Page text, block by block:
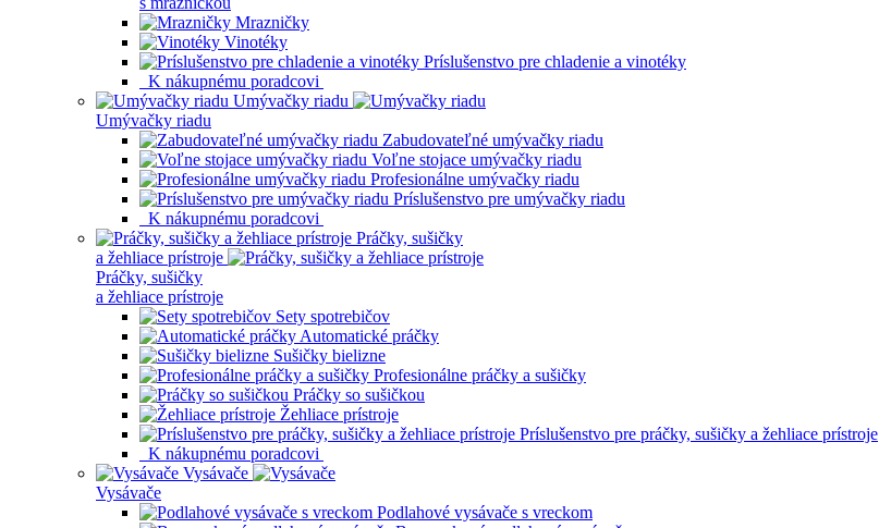
Mrazničky
Vinotéky
Príslušenstvo pre chladenie a vinotéky
K nákupnému poradcovi
Umývačky riadu
Umývačky riadu
Zabudovateľné umývačky riadu
Voľne stojace umývačky riadu
Profesionálne umývačky riadu
Príslušenstvo pre umývačky riadu
K nákupnému poradcovi
Práčky, sušičky
a žehliace prístroje
Práčky, sušičky
a žehliace prístroje
Sety spotrebičov
Automatické práčky
Sušičky bielizne
Profesionálne práčky a sušičky
Práčky so sušičkou
Žehliace prístroje
Príslušenstvo pre práčky, sušičky a žehliace prístroje
K nákupnému poradcovi
Vysávače
Vysávače
Podlahové vysávače s vreckom